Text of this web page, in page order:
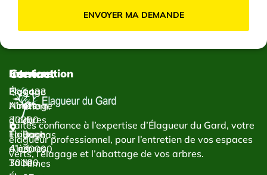
ENVOYER MA DEMANDE
Faites confiance à l’expertise d’Élagueur du Gard, votre
élagueur professionnel, pour l’entretien de vos espaces
verts, l’élagage et l’abattage de vos arbres.
Services
Élagage
Abattage
d’arbres
Taillage
d’arbres
Taille
Intervention
Élagage
Nîmes
30000
Élagage
Alès
30100
Contact
1433
Chem.
du
Bachas
30000
Nîmes